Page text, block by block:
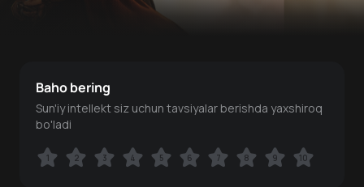
Baho bering
Sun'iy intellekt siz uchun tavsiyalar berishda yaxshiroq
bo'ladi
1 2 3 4 5 6 7 8 9 10
1 2 3 4 5 6 7 8 9 10